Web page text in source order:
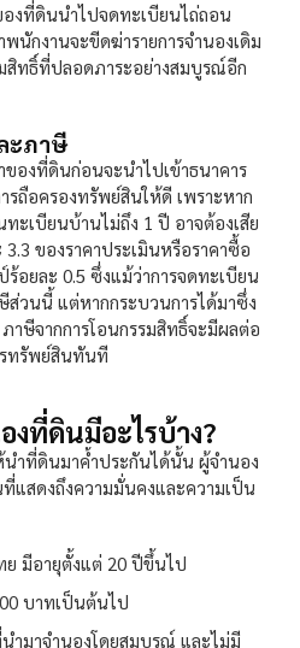
องที่ดินนำไปจดทะเบียนไถ่ถอน
นักงานจะขีดฆ่ารายการจำนองเดิม
สิทธิ์ที่ปลอดภาระอย่างสมบูรณ์อีก
ะภาษี
องที่ดินก่อนจะนำไปเข้าธนาคาร
รถือครองทรัพย์สินให้ดี เพราะหาก
ะเบียนบ้านไม่ถึง 1 ปี อาจต้องเสีย
ของราคาประเมินหรือราคาซื้อ
อยละ 0.5 ซึ่งแม้ว่าการจดทะเบียน
ส่วนนี้ แต่หากกระบวนการได้มาซึ่ง
าษีจากการโอนกรรมสิทธิ์จะมีผลต่อ
ทรัพย์สินทันที
ที่ดินมีอะไรบ้าง?
นำที่ดินมาค้ำประกันได้นั้น ผู้จำนอง
สดงถึงความมั่นคงและความเป็น
มีอายุตั้งแต่ 20 ปีขึ้นไป
บาทเป็นต้นไป
ำมาจำนองโดยสมบูรณ์ และไม่มี